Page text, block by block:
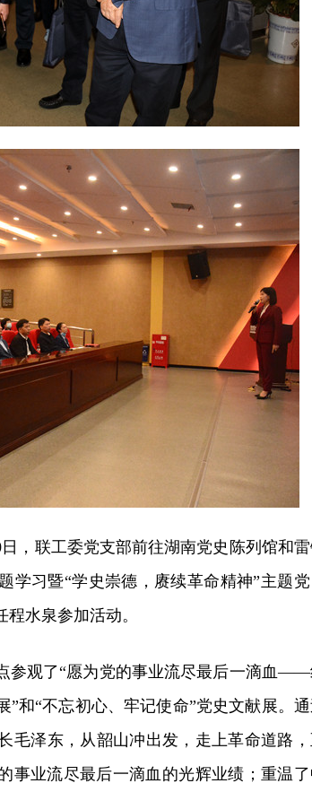
，联工委党支部前往湖南党史陈列馆和
学习暨“学史崇德，赓续革命精神”主题党
水泉参加活动。
参观了“愿为党的事业流尽最后一滴血——
和“不忘初心、牢记使命”党史文献展。
毛泽东，从韶山冲出发，走上革命道路
事业流尽最后一滴血的光辉业绩；重温了